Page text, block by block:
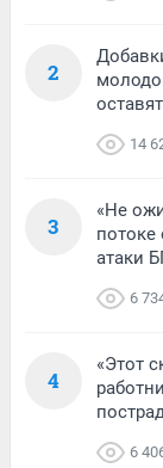
2
14
3
«Не
атаки
6
4
«Этот
6